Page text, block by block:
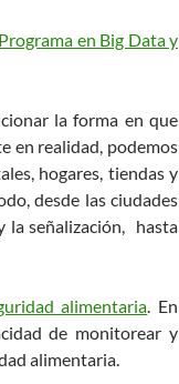
Programa en Big Data y
la forma en que
en realidad, podemos
hogares, tiendas y
desde las ciudades
la señalización, hasta
alimentaria. En
de monitorear y
alimentaria.